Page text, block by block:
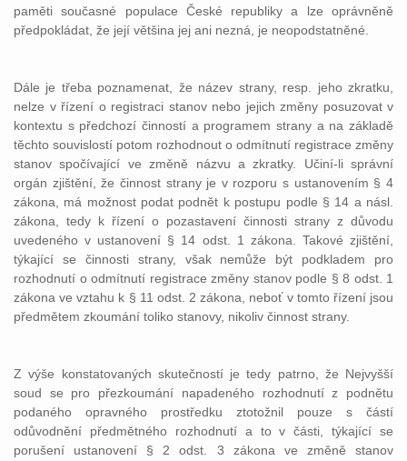
paměti současné populace České republiky a lze oprávněně
předpokládat, že její většina jej ani nezná, je neopodstatněné.
Dále je třeba poznamenat, že název strany, resp. jeho zkratku,
nelze v řízení o registraci stanov nebo jejich změny posuzovat v
kontextu s předchozí činností a programem strany a na základě
těchto souvislostí potom rozhodnout o odmítnutí registrace změny
stanov spočívající ve změně názvu a zkratky. Učiní-li správní
orgán zjištění, že činnost strany je v rozporu s ustanovením § 4
zákona, má možnost podat podnět k postupu podle § 14 a násl.
zákona, tedy k řízení o pozastavení činnosti strany z důvodu
uvedeného v ustanovení § 14 odst. 1 zákona. Takové zjištění,
týkající se činnosti strany, však nemůže být podkladem pro
rozhodnutí o odmítnutí registrace změny stanov podle § 8 odst. 1
zákona ve vztahu k § 11 odst. 2 zákona, neboť v tomto řízení jsou
předmětem zkoumání toliko stanovy, nikoliv činnost strany.
Z výše konstatovaných skutečností je tedy patrno, že Nejvyšší
soud se pro přezkoumání napadeného rozhodnutí z podnětu
podaného opravného prostředku ztotožnil pouze s částí
odůvodnění předmětného rozhodnutí a to v části, týkající se
porušení ustanovení § 2 odst. 3 zákona ve změně stanov